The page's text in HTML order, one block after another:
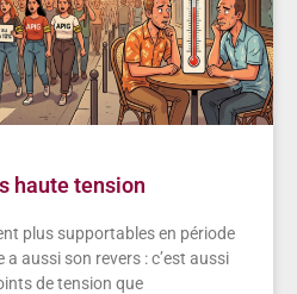
haute tension
plus supportables en période
aussi son revers : c’est aussi
de tension que